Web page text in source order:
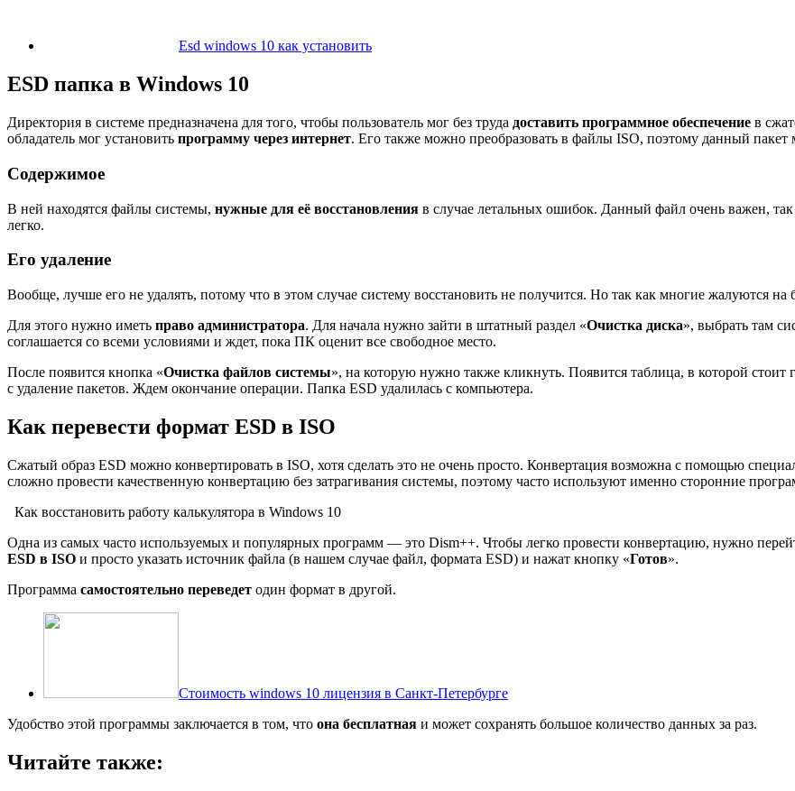
Esd windows 10 как установить
ESD папка в Windows 10
Директория в системе предназначена для того, чтобы пользователь мог без труда доставить программное обеспечение в
обладатель мог установить программу через интернет. Его также можно преобразовать в файлы ISO, поэтому данный пакет
Содержимое
В ней находятся файлы системы, нужные для её восстановления в случае летальных ошибок. Данный файл очень важен,
легко.
Его удаление
Вообще, лучше его не удалять, потому что в этом случае систему восстановить не получится. Но так как многие жалуются
Для этого нужно иметь право администратора. Для начала нужно зайти в штатный раздел «Очистка диска», выбрать там
соглашается со всеми условиями и ждет, пока ПК оценит все свободное место.
После появится кнопка «Очистка файлов системы», на которую нужно также кликнуть. Появится таблица, в которой стоит
с удаление пакетов. Ждем окончание операции. Папка ESD удалилась с компьютера.
Как перевести формат ESD в ISO
Сжатый образ ESD можно конвертировать в ISO, хотя сделать это не очень просто. Конвертация возможна с помощью
сложно провести качественную конвертацию без затрагивания системы, поэтому часто используют именно сторонние
Как восстановить работу калькулятора в Windows 10
Одна из самых часто используемых и популярных программ — это Dism++. Чтобы легко провести конвертацию, нужно
ESD в ISO и просто указать источник файла (в нашем случае файл, формата ESD) и нажат кнопку «Готов».
Программа самостоятельно переведет один формат в другой.
Стоимость windows 10 лицензия в Санкт-Петербурге
Удобство этой программы заключается в том, что она бесплатная и может сохранять большое количество данных за раз.
Читайте также: